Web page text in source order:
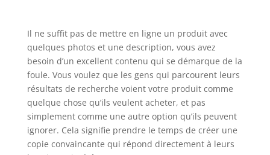
Il ne suffit pas de mettre en ligne un produit avec
quelques photos et une description, vous avez
besoin d’un excellent contenu qui se démarque de la
foule. Vous voulez que les gens qui parcourent leurs
résultats de recherche voient votre produit comme
quelque chose qu’ils veulent acheter, et pas
simplement comme une autre option qu’ils peuvent
ignorer. Cela signifie prendre le temps de créer une
copie convaincante qui répond directement à leurs